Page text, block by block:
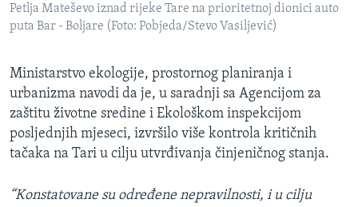
Petlja Mateševo iznad rijeke Tare na prioritetnoj dionici auto
puta Bar - Boljare (Foto: Pobjeda/Stevo Vasiljević)
Ministarstvo ekologije, prostornog planiranja i
urbanizma navodi da je, u saradnji sa Agencijom za
zaštitu životne sredine i Ekološkom inspekcijom
posljednjih mjeseci, izvršilo više kontrola kritičnih
tačaka na Tari u cilju utvrđivanja činjeničnog stanja.
“Konstatovane su određene nepravilnosti, i u cilju